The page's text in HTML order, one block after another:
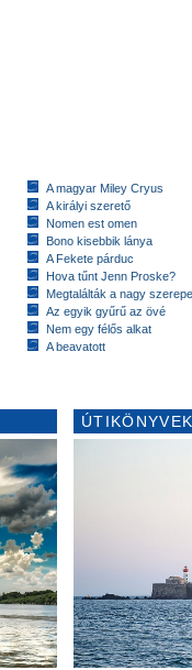
A magyar Miley Cryus
A királyi szerető
Nomen est omen
Bono kisebbik lánya
A Fekete párduc
Hova tűnt Jenn Proske?
Megtalálták a nagy
Az egyik gyűrű az övé
Nem egy félős alkat
A beavatott